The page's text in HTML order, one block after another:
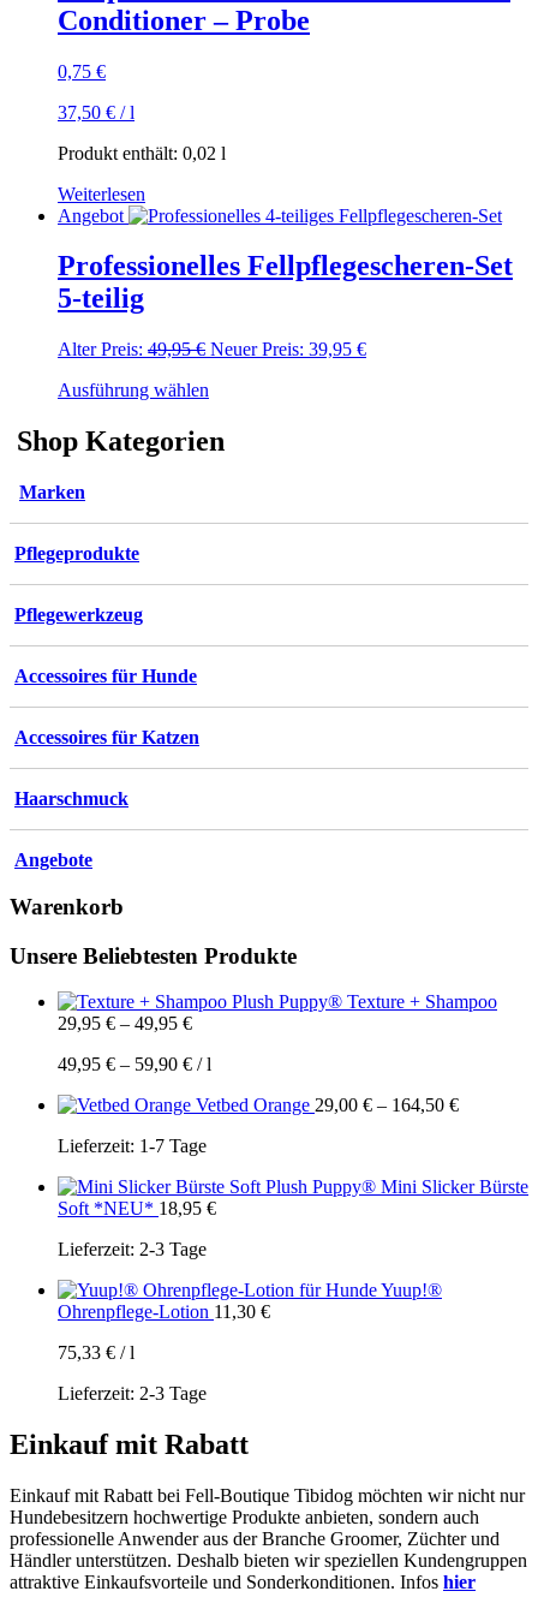
auf.
Produktseite
Conditioner – Probe
0,75 €
37,50 € /l
Produkt enthält: 0,02 l
Weiterlesen
Angebot
Professionelles Fellpflegescheren-Set
5-teilig
Alter Preis: 49,95€ Ursprünglicher
Neuer Preis: 39,95 €Aktueller
Ausführung wählen
mehrere
Die
auf
gewählt
Shop Kategorien
Marken
Pflegeprodukte
Pflegewerkzeug
Accessoires für Hunde
Accessoires für Katzen
Haarschmuck
Angebote
Warenkorb
Unsere Beliebtesten Produkte
Plush Puppy® Texture + Shampoo
29,95 € – 49,95 €
49,95 € – 59,90 € /l
Vetbed Orange 29,00 € – 164,50 €
Lieferzeit: 1-7 Tage
Plush Puppy® Mini Slicker Bürste
Soft *NEU* 18,95 €
Lieferzeit: 2-3 Tage
Yuup!®
Ohrenpflege-Lotion 11,30 €
75,33 € /l
Lieferzeit: 2-3 Tage
Einkauf mit Rabatt
Einkauf mit Rabatt bei Fell-Boutique Tibidog möchten wir nicht nur
Hundebesitzern hochwertige Produkte anbieten, sondern auch
professionelle Anwender aus der Branche Groomer, Züchter und
Händler unterstützen. Deshalb bieten wir speziellen Kundengruppen
attraktive Einkaufsvorteile und Sonderkonditionen. Infos hier